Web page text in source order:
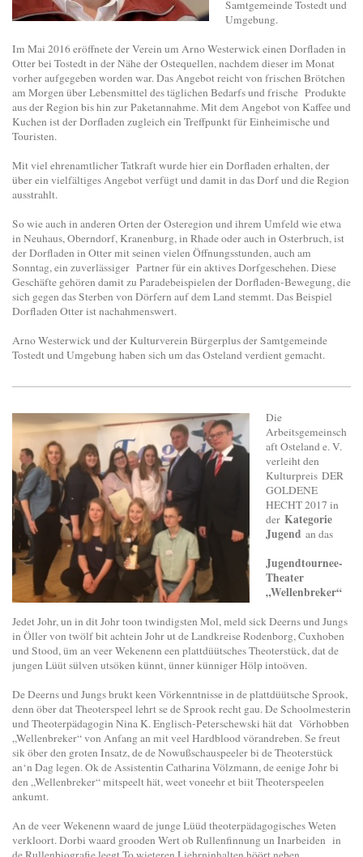
Samtgemeinde Tostedt und
Umgebung.
Im Mai 2016 eröffnete der Verein um Arno Westerwick einen Dorfladen in
Otter bei Tostedt in der Nähe der Ostequellen, nachdem dieser im Monat
vorher aufgegeben worden war. Das Angebot reicht von frischen Brötchen
am Morgen über Lebensmittel des täglichen Bedarfs und frische Produkte
aus der Region bis hin zur Paketannahme. Mit dem Angebot von Kaffee und
Kuchen ist der Dorfladen zugleich ein Treffpunkt für Einheimische und
Touristen.
Mit viel ehrenamtlicher Tatkraft wurde hier ein Dorfladen erhalten, der
über ein vielfältiges Angebot verfügt und damit in das Dorf und die Region
ausstrahlt.
So wie auch in anderen Orten der Osteregion und ihrem Umfeld wie etwa
in Neuhaus, Oberndorf, Kranenburg, in Rhade oder auch in Osterbruch, ist
der Dorfladen in Otter mit seinen vielen Öffnungsstunden, auch am
Sonntag, ein zuverlässiger Partner für ein aktives Dorfgeschehen. Diese
Geschäfte gehören damit zu Paradebeispielen der Dorfladen-Bewegung, die
sich gegen das Sterben von Dörfern auf dem Land stemmt. Das Beispiel
Dorfladen Otter ist nachahmenswert.
Arno Westerwick und der Kulturverein Bürgerplus der Samtgemeinde
Tostedt und Umgebung haben sich um das Osteland verdient gemacht.
Die
Arbeitsgemeinsch
aft Osteland e. V.
verleiht den
Kulturpreis DER
GOLDENE
HECHT 2017 in
der Kategorie
Jugend an das
Jugendtournee-
Theater
„Wellenbreker“
Jedet Johr, un in dit Johr toon twindigsten Mol, meld sick Deerns und Jungs
in Öller von twölf bit achtein Johr ut de Landkreise Rodenborg, Cuxhoben
und Stood, üm an veer Wekenenn een plattdüütsches Theoterstück, dat de
jungen Lüüt sülven utsöken künnt, ünner künniger Hölp intoöven.
De Deerns und Jungs brukt keen Vörkenntnisse in de plattdüütsche Sprook,
denn öber dat Theoterspeel lehrt se de Sprook recht gau. De Schoolmesterin
und Theoterpädagogin Nina K. Englisch-Peterschewski hät dat Vörhobben
„Wellenbreker“ von Anfang an mit veel Hardblood vörandreben. Se freut
sik öber den groten Insatz, de de Nowußschauspeeler bi de Theoterstück
an‘n Dag legen. Ok de Assistentin Catharina Völzmann, de eenige Johr bi
den „Wellenbreker“ mitspeelt hät, weet voneehr et biit Theoterspeelen
ankumt.
An de veer Wekenenn waard de junge Lüüd theoterpädagogisches Weten
verkloort. Dorbi waard grooden Wert ob Rullenfinnung un Inarbeiden in